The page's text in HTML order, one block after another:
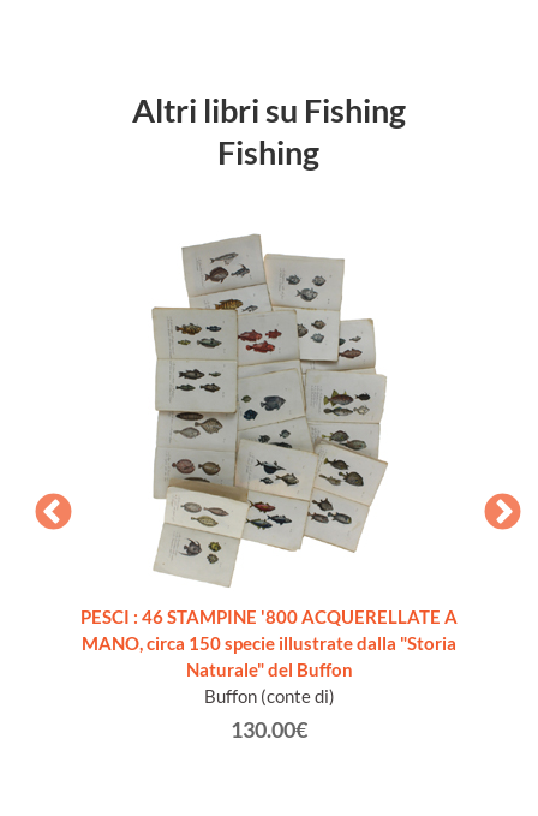
Altri libri su Fishing
Fishing
PESCI : 46 STAMPINE '800 ACQUERELLATE A
MANO, circa 150 specie illustrate dalla "Storia
Naturale" del Buffon
Buffon (conte di)
130.00€